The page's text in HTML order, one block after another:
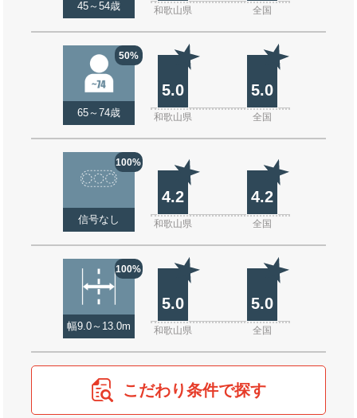
45～54歳 和歌山県 全国
50%
65～74歳
5.0 5.0
和歌山県 全国
100%
信号なし
4.2 4.2
和歌山県 全国
100%
幅9.0～13.0m
5.0 5.0
和歌山県 全国
こだわり条件で探す